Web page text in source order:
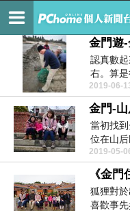
和咕嚕一起嘀咕。
認真數
右。算
導遊讓狐
2019-06-
金門-
當初找
位在山
民俗文...
2019-05-
狐狸對
喜歡事